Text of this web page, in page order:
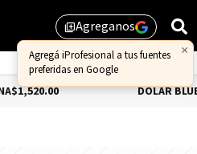
library_addAgreganos
DÓLAR BLUE-0.33%